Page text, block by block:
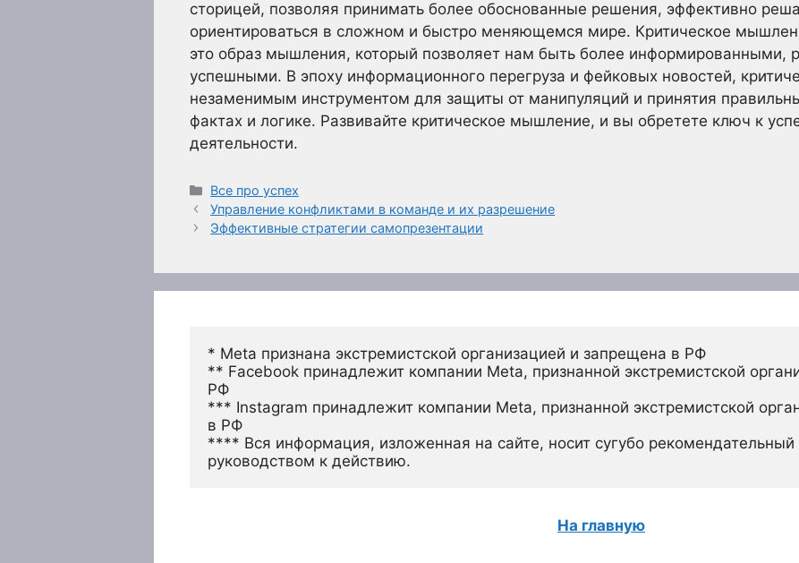
сторицей, позволяя принимать более обоснованные решения, эффективно
ориентироваться в сложном и быстро меняющемся мире. Критическое
это образ мышления, который позволяет нам быть более информированными,
успешными. В эпоху информационного перегруза и фейковых новостей,
незаменимым инструментом для защиты от манипуляций и принятия
фактах и логике. Развивайте критическое мышление, и вы обретете ключ к
деятельности.
Рубрики
Все про успех
Управление конфликтами в команде и их разрешение
Эффективные стратегии самопрезентации
* Meta признана экстремистской организацией и запрещена в РФ
** Facebook принадлежит компании Meta, признанной экстремистской
РФ
*** Instagram принадлежит компании Meta, признанной экстремистской
в РФ
**** Вся информация, изложенная на сайте, носит сугубо рекомендательный
руководством к действию.
На главную